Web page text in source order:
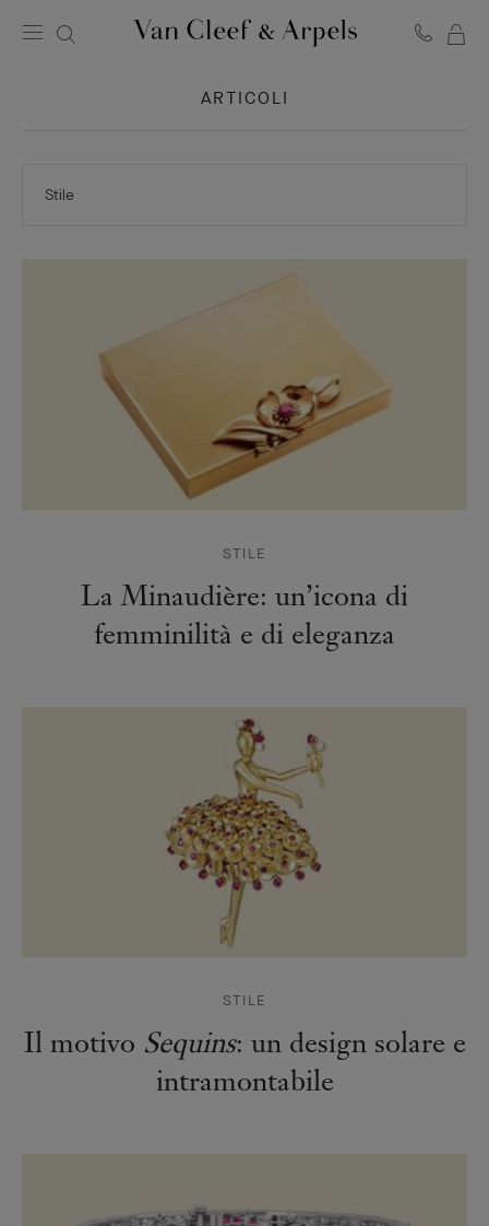
Cleef
ARTICOLI
STILE
La Minaudière: un’icona di
femminilità e di eleganza
STILE
Il motivo Sequins: un design solare e
intramontabile